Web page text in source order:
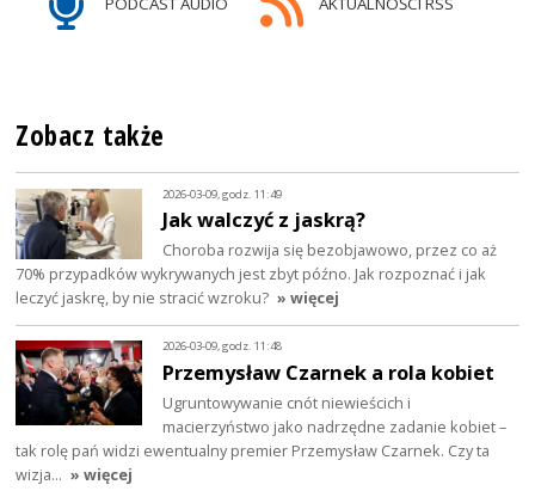
Zobacz także
2026-03-09, godz. 11:49
Jak walczyć z jaskrą?
Choroba rozwija się bezobjawowo, przez co aż
70% przypadków wykrywanych jest zbyt późno. Jak rozpoznać i jak
leczyć jaskrę, by nie stracić wzroku? » więcej
2026-03-09, godz. 11:48
Przemysław Czarnek a rola kobiet
Ugruntowywanie cnót niewieścich i
macierzyństwo jako nadrzędne zadanie kobiet –
tak rolę pań widzi ewentualny premier Przemysław Czarnek. Czy ta
wizja… » więcej